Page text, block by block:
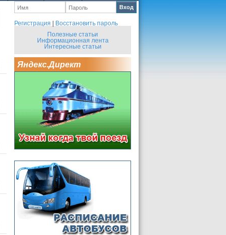
Вход
Регистрация | Восстановить пароль
Полезные статьи
Информационная лента
Интересные статьи
Яндекс.Директ